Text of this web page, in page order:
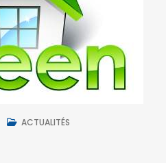
ACTUALITÉS